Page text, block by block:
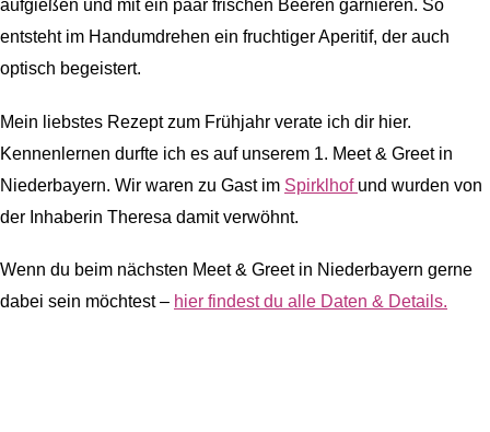
aufgießen und mit ein paar frischen Beeren garnieren. So
entsteht im Handumdrehen ein fruchtiger Aperitif, der auch
optisch begeistert.
Mein liebstes Rezept zum Frühjahr verate ich dir hier.
Kennenlernen durfte ich es auf unserem 1. Meet & Greet in
Niederbayern. Wir waren zu Gast im Spirklhof und wurden von
der Inhaberin Theresa damit verwöhnt.
Wenn du beim nächsten Meet & Greet in Niederbayern gerne
dabei sein möchtest – hier findest du alle Daten & Details.